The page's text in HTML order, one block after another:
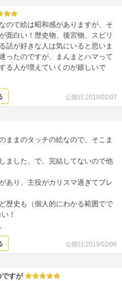
ので絵は昭和感がありますが、そ
面白い！歴史物、後宮物、スピリ
話が好きな人は気にいると思いま
ったのですが、まんまとハマって
る人が増えていくのが嬉しいで
公開日:2019/02/07
ままのタッチの絵なので、そこま
ました、で、完結してないので他
あり、主役がカリスマ過ぎてブレ
歴史も（個人的にわかる範囲でで
！
公開日:2019/02/06
ですが